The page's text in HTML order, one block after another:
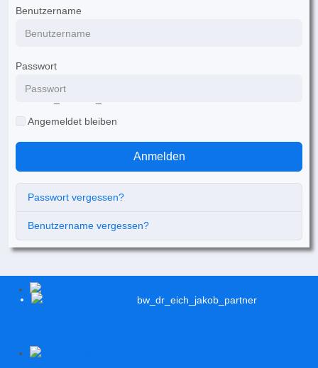
Benutzername
Passwort
Angemeldet bleiben
Anmelden
Passwort vergessen?
Benutzername vergessen?